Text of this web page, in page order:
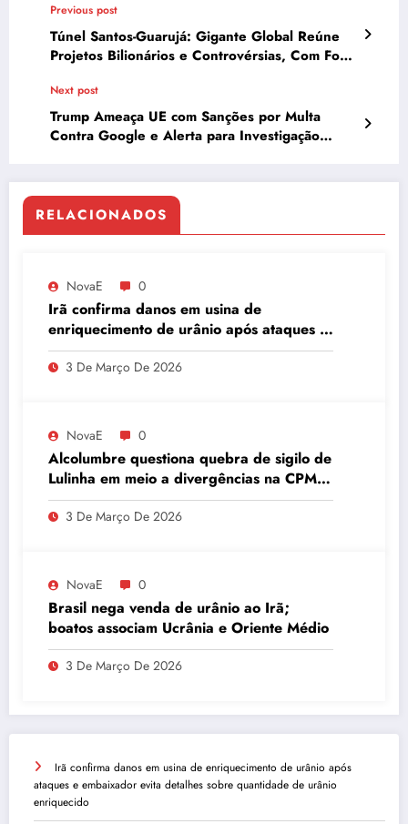
Previous post
Túnel Santos-Guarujá: Gigante Global Reúne
Projetos Bilionários e Controvérsias, Com Foco
Next post
Trump Ameaça UE com Sanções por Multa
Contra Google e Alerta para Investigação
RELACIONADOS
NovaE 0
Irã confirma danos em usina de
enriquecimento de urânio após ataques e
embaixador evita detalhes sobre
quantidade de urânio enriquecido
3 De Março De 2026
NovaE 0
Alcolumbre questiona quebra de sigilo de
Lulinha em meio a divergências na CPMI
do INSS
3 De Março De 2026
NovaE 0
Brasil nega venda de urânio ao Irã;
boatos associam Ucrânia e Oriente Médio
3 De Março De 2026
Irã confirma danos em usina de enriquecimento de urânio após
ataques e embaixador evita detalhes sobre quantidade de urânio
enriquecido